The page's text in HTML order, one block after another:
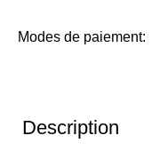
Modes de paiement:
Description